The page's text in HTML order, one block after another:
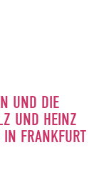
UND DIE
UND HEINZ
FRANKFURT